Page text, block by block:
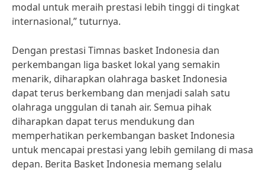
modal untuk meraih prestasi lebih tinggi di tingkat
internasional,” tuturnya.
Dengan prestasi Timnas basket Indonesia dan
perkembangan liga basket lokal yang semakin
menarik, diharapkan olahraga basket Indonesia
dapat terus berkembang dan menjadi salah satu
olahraga unggulan di tanah air. Semua pihak
diharapkan dapat terus mendukung dan
memperhatikan perkembangan basket Indonesia
untuk mencapai prestasi yang lebih gemilang di masa
depan. Berita Basket Indonesia memang selalu